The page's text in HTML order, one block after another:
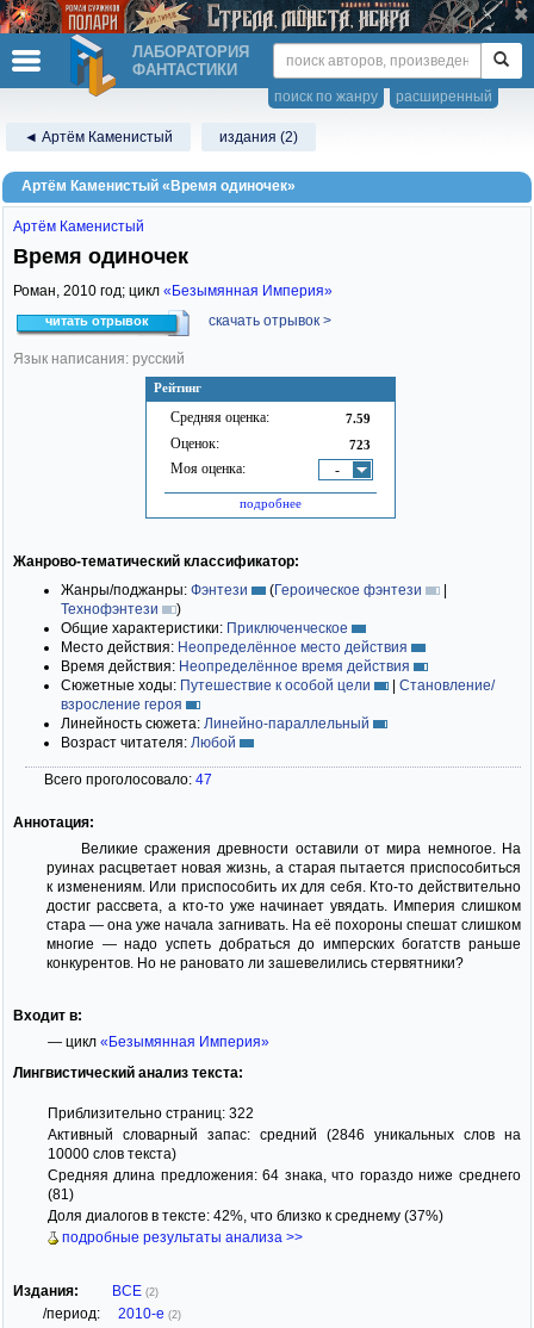
ЛАБОРАТОРИЯ
ФАНТАСТИКИ
расширенный
поиск по жанру
◄ Артём Каменистый издания (2)
Артём Каменистый «Время одиночек»
Рейтинг
Средняя оценка: 7.59
Оценок: 723
Моя оценка: -
подробнее
Артём Каменистый
Время одиночек
Роман, 2010 год; цикл «Безымянная Империя»
читать отрывок скачать отрывок >
Язык написания: русский
Жанрово-тематический классификатор:
Жанры/поджанры: Фэнтези (Героическое фэнтези
|
Технофэнтези
)
Общие характеристики: Приключенческое
Место действия: Неопределённое место действия
Время действия: Неопределённое время действия
Сюжетные ходы: Путешествие к особой цели | Становление/
взросление героя
Линейность сюжета: Линейно-параллельный
Возраст читателя: Любой
Всего проголосовало: 47
Аннотация:
Великие сражения древности оставили от мира немногое. На
руинах расцветает новая жизнь, а старая пытается приспособиться
к изменениям. Или приспособить их для себя. Кто-то действительно
достиг рассвета, а кто-то уже начинает увядать. Империя слишком
стара — она уже начала загнивать. На её похороны спешат слишком
многие — надо успеть добраться до имперских богатств раньше
конкурентов. Но не рановато ли зашевелились стервятники?
Входит в:
— цикл «Безымянная Империя»
Лингвистический анализ текста:
Приблизительно страниц: 322
Активный словарный запас: средний (2846 уникальных слов на
10000 слов текста)
Средняя длина предложения: 64 знака, что гораздо ниже среднего
(81)
Доля диалогов в тексте: 42%, что близко к среднему (37%)
подробные результаты анализа >>
Издания: ВСЕ (2)
/период: 2010-е (2)